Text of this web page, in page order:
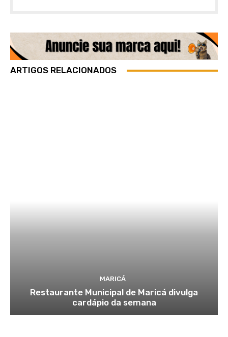
ARTIGOS RELACIONADOS
MARICÁ
Restaurante Municipal de Maricá divulga
cardápio da semana